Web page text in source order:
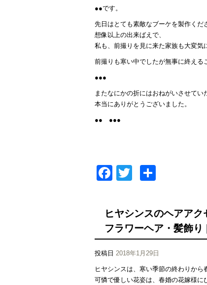
●●です。
先日はとても素敵なブーケを製作くだ
想像以上の出来ばえで、
私も、前撮りを見に来た家族も大変気
前撮りも寒い中でしたが無事に終える
●●●
またなにかの折にはおねがいさせてい
本当にありがとうございました。
●● ●●●
Facebook
Twitter
ヒヤシンスのヘアア
フラワーヘア・髪飾
投稿日 2018年1月29日
ヒヤシンスは、寒い季節の終わりから
可憐で優しい花姿は、春婚の花嫁様に